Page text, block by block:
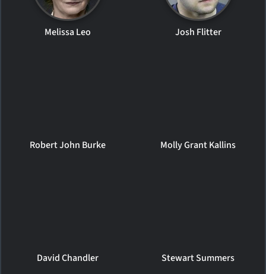
Melissa Leo Josh Flitter
Robert John Burke Molly Grant Kallins
David Chandler Stewart Summers